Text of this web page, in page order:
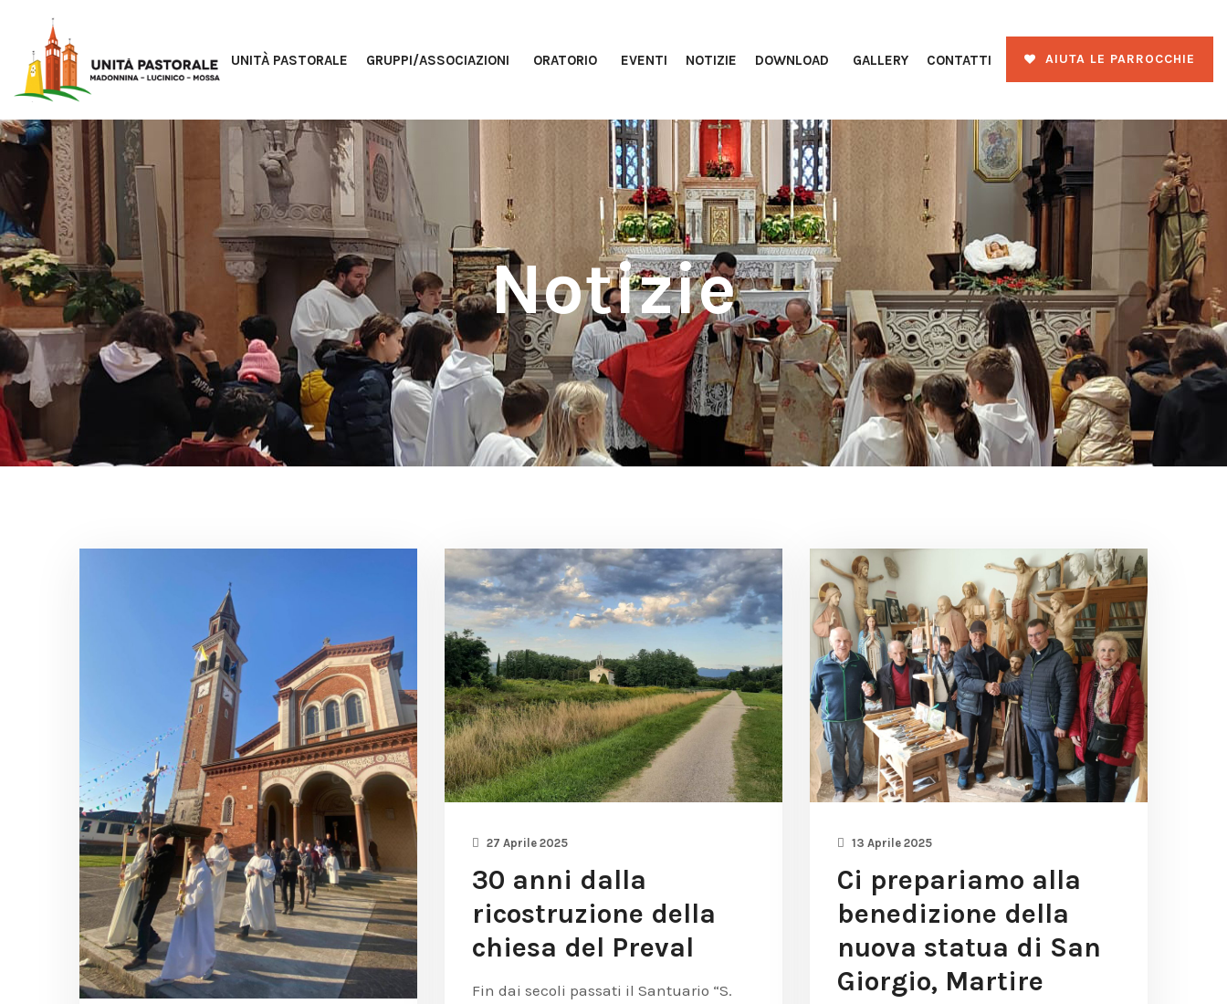
UNITÀ PASTORALE GRUPPI/ASSOCIAZIONI ORATORIO EVENTI NOTIZIE DOWNLOAD GALLERY CONTATTI AIUTA LE PARROCCHIE
Notizie
27 Aprile 2025
30 anni dalla
ricostruzione della
chiesa del Preval
Fin dai secoli passati il Santuario “S.
13 Aprile 2025
Ci prepariamo alla
benedizione della
nuova statua di San
Giorgio, Martire